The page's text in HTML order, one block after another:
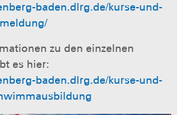
baden.dlrg.de/kurse-und-
zu den einzelnen
es hier:
baden.dlrg.de/kurse-und-